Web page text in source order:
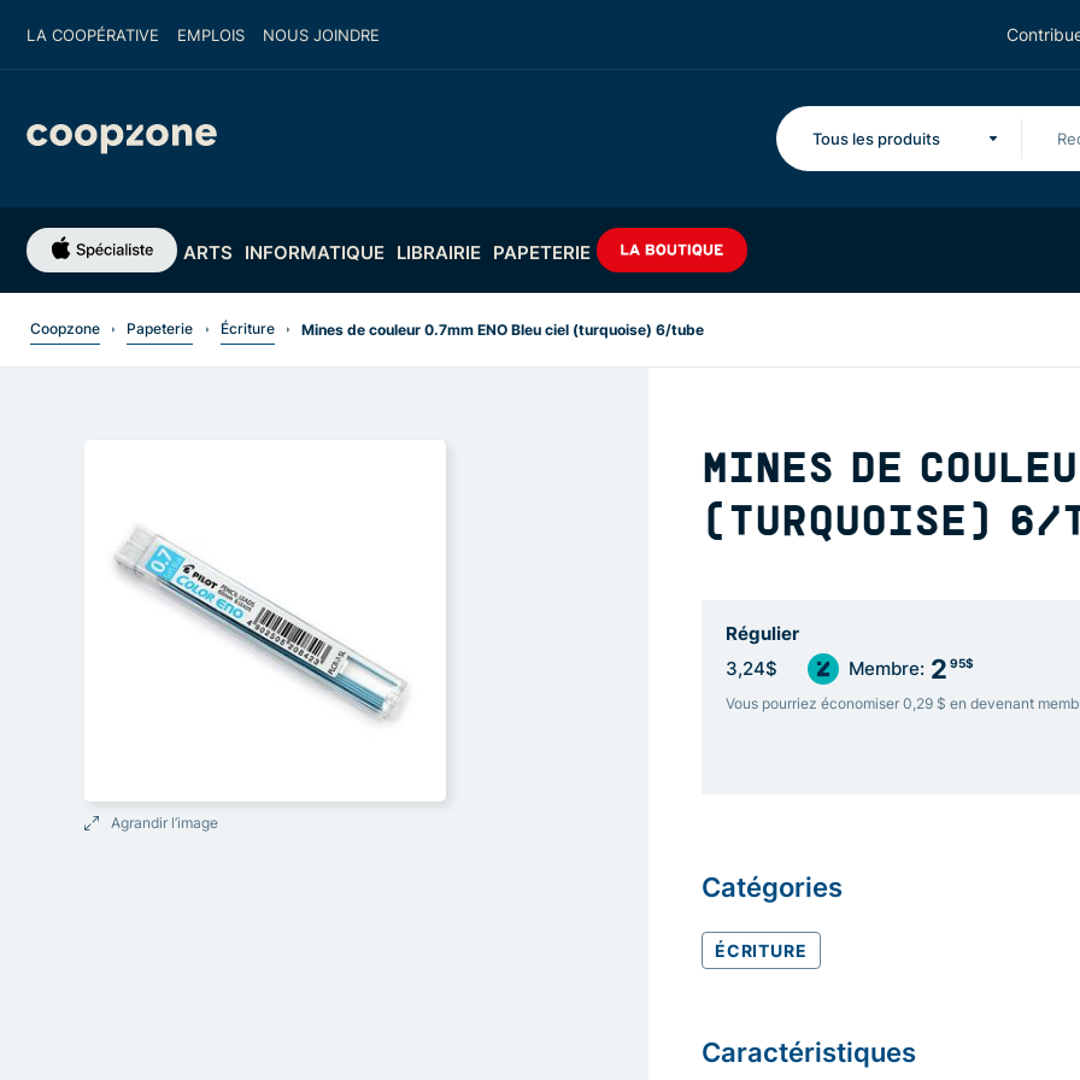
LA COOPÉRATIVE EMPLOIS NOUS JOINDRE
Tous les produits
ARTS INFORMATIQUE LIBRAIRIE PAPETERIE
Coopzone Papeterie Écriture Mines de couleur 0.7mm ENO Bleu ciel (turquoise) 6/tube
Agrandir l’image
MINES DE
(TURQUOISE) 6/
Régulier
3,24$ Membre: 2 95$
Vous pourriez économiser 0,29 $ en devenant
Catégories
ÉCRITURE
Caractéristiques